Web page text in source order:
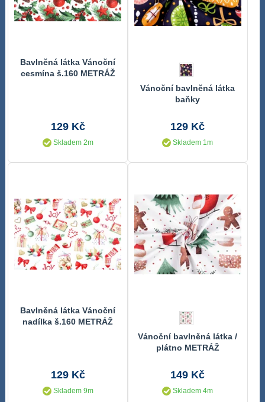
Bavlněná látka Vánoční
cesmína š.160 METRÁŽ
129 Kč
Skladem 2m
Vánoční bavlněná látka
baňky
129 Kč
Skladem 1m
Bavlněná látka Vánoční
nadílka š.160 METRÁŽ
129 Kč
Skladem 9m
Vánoční bavlněná látka /
plátno METRÁŽ
149 Kč
Skladem 4m